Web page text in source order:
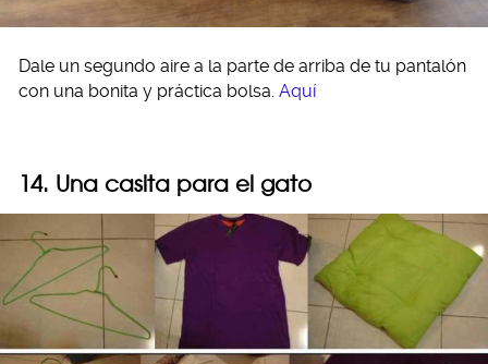
Dale un segundo aire a la parte de arriba de tu pantalón
con una bonita y práctica bolsa. Aquí
14. Una casita para el gato